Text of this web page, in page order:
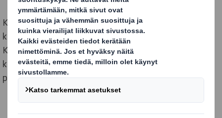
Kalenteria suunniteltiin yhdessä Kouvolan Lakritsin
kanssa idean alkumetreiltä saakka, ja lopputuloksena
Kouvolan Lakritsi sai markkinoille suurta huomioita ja
kiinnostusta synnyttäneen kolmiulotteisen upean
pakkauksen.